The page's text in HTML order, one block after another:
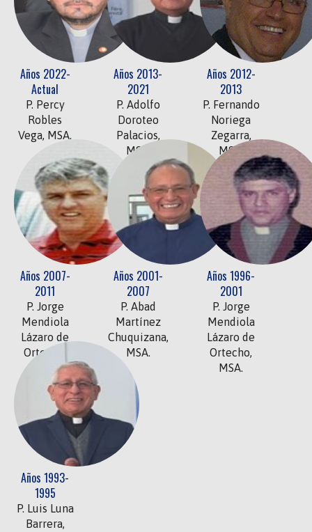
Años 2022-
Actual
P. Percy
Robles
Vega, MSA.
Años 2013-
2021
P. Adolfo
Doroteo
Palacios,
MSA.
Años 2012-
2013
P. Fernando
Noriega
Zegarra,
MSA.
Años 2007-
2011
P. Jorge
Mendiola
Lázaro de
Ortecho,
MSA.
Años 2001-
2007
P. Abad
Martínez
Chuquizana,
MSA.
Años 1996-
2001
P. Jorge
Mendiola
Lázaro de
Ortecho,
MSA.
Años 1993-
1995
P. Luis Luna
Barrera,